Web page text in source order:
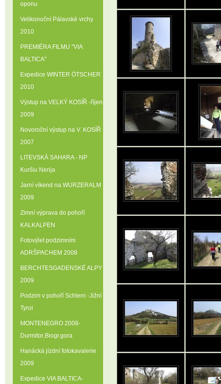
oponu
Velikonoční Pálavské vrchy
2010
PREMIÉRA FILMU "VIA
BALTICA"
Expedice WINTER ÖTSCHER
2010
Výstup na VELKÝ KOSÍŘ -říjen
2009
Novoroční výstup na V. KOSÍŘ
2007
LITEVSKÁ SAHARA - NP
Kuršiu Nerija
Jarní víkend na WURZERALM
2009
Zimní výprava do pohoří
KALKALPEN
Fotovýlet podzimním
ADRŠPACHEM 2008
BERCHTESGADENSKÉ ALPY
2009
Podzim v pohoří Schlern -Jižní
Tyrol
MONTENEGRO 2008-
Durmitor‚Biogr.gora
Hanácká jízdní fotokavalerie
2009
Expedice VIA BALTICA-